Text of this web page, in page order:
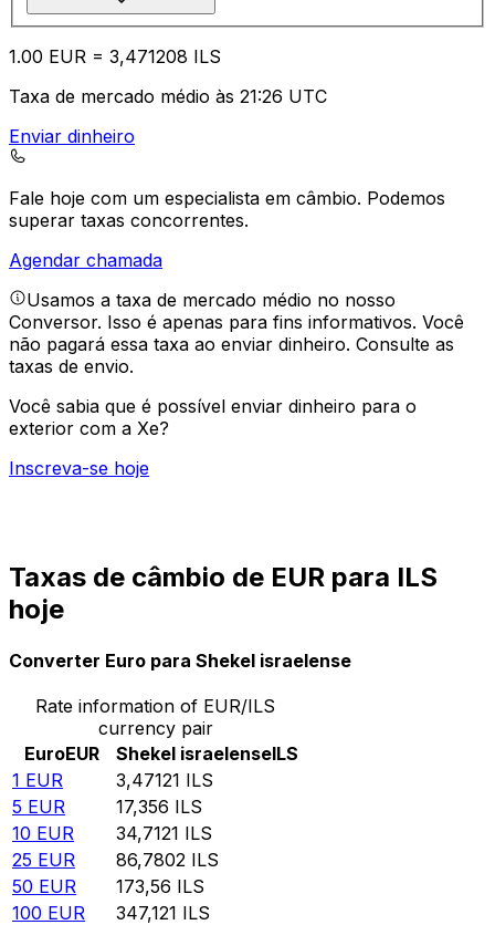
1.00 EUR = 3,471208 ILS
Taxa de mercado médio às 21:26 UTC
Enviar dinheiro
Fale hoje com um especialista em câmbio. Podemos
superar taxas concorrentes.
Agendar chamada
Usamos a taxa de mercado médio no nosso
Conversor. Isso é apenas para fins informativos. Você
não pagará essa taxa ao enviar dinheiro. Consulte as
taxas de envio.
Você sabia que é possível enviar dinheiro para o
exterior com a Xe?
Inscreva-se hoje
Taxas de câmbio de EUR para ILS
hoje
Converter Euro para Shekel israelense
Rate information of EUR/ILS
currency pair
EuroEUR Shekel israelenseILS
1 EUR 3,47121 ILS
5 EUR 17,356 ILS
10 EUR 34,7121 ILS
25 EUR 86,7802 ILS
50 EUR 173,56 ILS
100 EUR 347,121 ILS